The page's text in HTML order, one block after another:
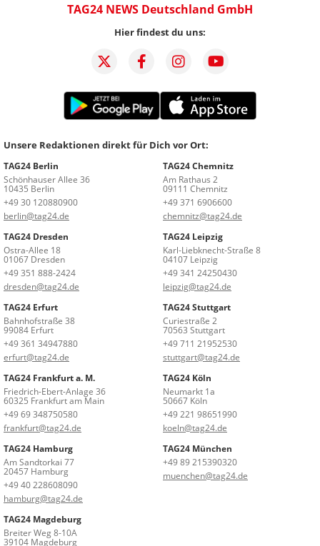
TAG24 NEWS Deutschland GmbH
Hier findest du uns:
Unsere Redaktionen direkt für Dich vor Ort:
TAG24 Berlin
Schönhauser Allee 36
10435 Berlin
+49 30 120880900
berlin@tag24.de
TAG24 Chemnitz
Am Rathaus 2
09111 Chemnitz
+49 371 6906600
chemnitz@tag24.de
TAG24 Dresden
Ostra-Allee 18
01067 Dresden
+49 351 888-2424
dresden@tag24.de
TAG24 Leipzig
Karl-Liebknecht-Straße 8
04107 Leipzig
+49 341 24250430
leipzig@tag24.de
TAG24 Erfurt
Bahnhofstraße 38
99084 Erfurt
+49 361 34947880
erfurt@tag24.de
TAG24 Stuttgart
Curiestraße 2
70563 Stuttgart
+49 711 21952530
stuttgart@tag24.de
TAG24 Frankfurt a. M.
Friedrich-Ebert-Anlage 36
60325 Frankfurt am Main
+49 69 348750580
frankfurt@tag24.de
TAG24 Köln
Neumarkt 1a
50667 Köln
+49 221 98651990
koeln@tag24.de
TAG24 Hamburg
Am Sandtorkai 77
20457 Hamburg
+49 40 228608090
hamburg@tag24.de
TAG24 München
+49 89 215390320
muenchen@tag24.de
TAG24 Magdeburg
Breiter Weg 8-10A
39104 Magdeburg